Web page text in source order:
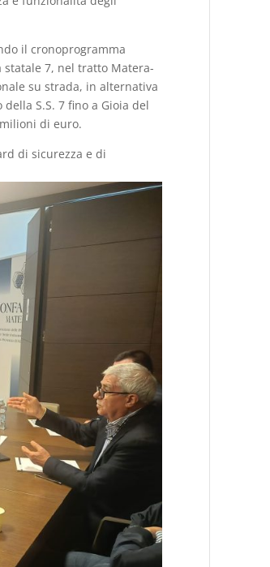
il cronoprogramma
7, nel tratto Matera-
su strada, in alternativa
S.S. 7 fino a Gioia del
di euro.
di sicurezza e di